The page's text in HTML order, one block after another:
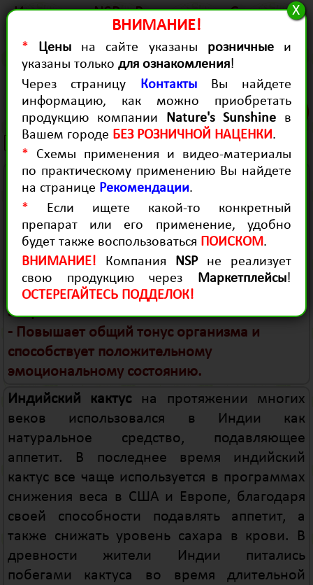
История NSP в России
Статьи
Для Здоровья
Контакты
Диагностика Рекомендации
(0)
4605 руб.
Продукция для здоровья
Solstic Slim
(Солстик Слим, 30 пакетиков)
- Ускоряет гидролиз жиров и процессы
метаболизма, чем способствует снижению
- Способствует выведению токсинов и
снижению уровня холестерина.
- Способствует выработке энергии в тканях
организма без истощения природных
энергетических запасов.
- Повышает общий тонус организма и
способствует положительному
эмоциональному состоянию.
Индийский кактусна протяжении многих
веков использовался в Индии как
натуральное средство, подавляющее
аппетит. В последнее время индийский
кактус все чаще используется в программах
снижения веса в США и Европе, благодаря
своей способности подавлять аппетит, а
также снижать уровень сахара в крови. В
древности жители Индии питались
побегами кактуса во время длительной
ВНИМАНИЕ!
* Цены на сайте указаны розничныеи
указаны толькодля ознакомления!
Через страницу КонтактыВы найдете
информацию, как можно приобретать
продукцию компании Nature's Sunshine в
Вашем городе БЕЗ РОЗНИЧНОЙ НАЦЕНКИ.
* Схемы применения и видео-материалы
по практическому применению Вы найдете
на странице Рекомендации.
* Если ищете какой-то конкретный
препарат или его применение, удобно
будет также воспользоваться ПОИСКОМ.
ВНИМАНИЕ! Компания NSPне реализует
свою продукцию через Маркетплейсы!
ОСТЕРЕГАЙТЕСЬ ПОДДЕЛОК!
X